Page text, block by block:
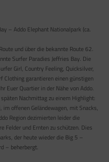
– Addo Elephant Nationalpark (ca.
und über die bekannte Route 62.
Surfer Paradies Jeffries Bay. Die
Girl, Country Feeling, Quicksilver,
Clothing garantieren einen günstigen
Euer Quartier in der Nähe von Addo.
Nachmittag zu einem Highlight:
offenen Geländewagen, mit Snacks,
Region dezimierten leider die
Felder und Ernten zu schützen. Dies
der heute wieder die Big 5 –
– beherbergt.